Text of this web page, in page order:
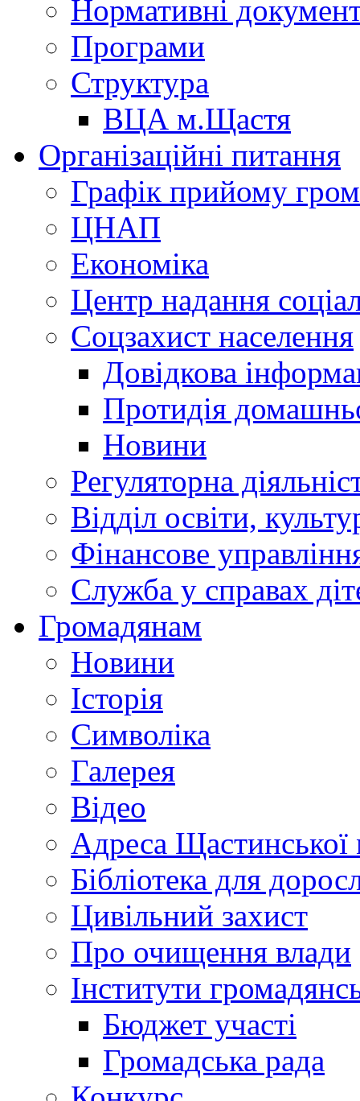
Нормативні
Програми
Структура
ВЦА м.Щастя
Організаційні питання
Графік прийому
ЦНАП
Економіка
Центр надання
Соцзахист населення
Довідкова
Протидія
Новини
Регуляторна
Відділ освіти,
Фінансове
Служба у справах
Громадянам
Новини
Історія
Символіка
Галерея
Відео
Адреса Щастинської
Бібліотека для
Цивільний захист
Про очищення влади
Інститути
Бюджет участі
Громадська рада